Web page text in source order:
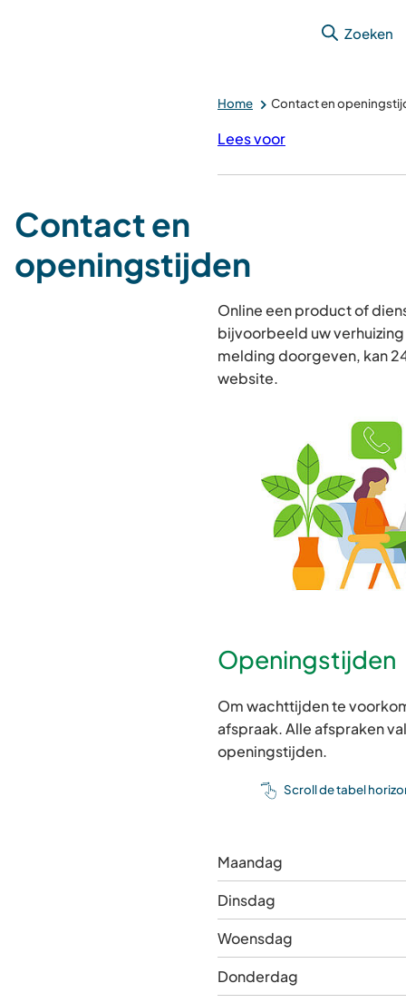
Zoeken
Home Contact en
Lees voor
Contact en
openingstijden
Online een product of
bijvoorbeeld uw
melding doorgeven, kan
website.
Openingstijden
Om wachttijden te
afspraak. Alle afspraken
openingstijden.
Scroll de tabel
Maandag
Dinsdag
Woensdag
Donderdag